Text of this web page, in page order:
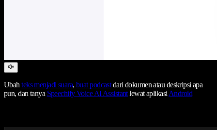
Ubahteks menjadi suara,buat podcastdari dokumen atau deskripsi apa
pun, dan tanya Speechify Voice AI Assistantlewat aplikasiAndroid